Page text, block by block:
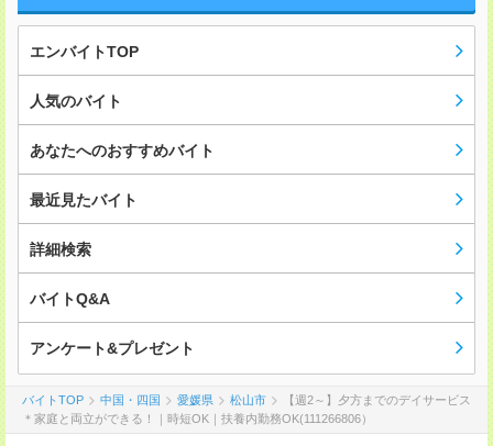
エンバイトTOP
人気のバイト
あなたへのおすすめバイト
最近見たバイト
詳細検索
バイトQ&A
アンケート&プレゼント
バイトTOP 中国・四国 愛媛県 松山市
【週2～】夕方までのデイサービス
＊家庭と両立ができる！｜時短OK｜扶養内勤務OK(111266806）